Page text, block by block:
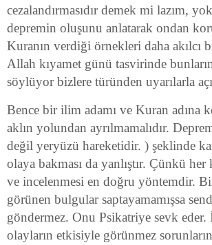
cezalandırmasıdır demek mi lazım,
depremin oluşunu anlatarak ondan
Kuranın verdiği örnekleri daha akılcı
Allah kıyamet günü tasvirinde
söylüyor bizlere türünden uyarılarla
Bence bir ilim adamı ve Kuran adına
aklın yolundan ayrılmamalıdır.
değil yeryüzü hareketidir. ) şeklinde
olaya bakması da yanlıştır. Çünkü
ve incelenmesi en doğru yöntemdir.
görünen bulgular saptayamamışsa
göndermez. Onu Psikatriye sevk
olayların etkisiyle görünmez